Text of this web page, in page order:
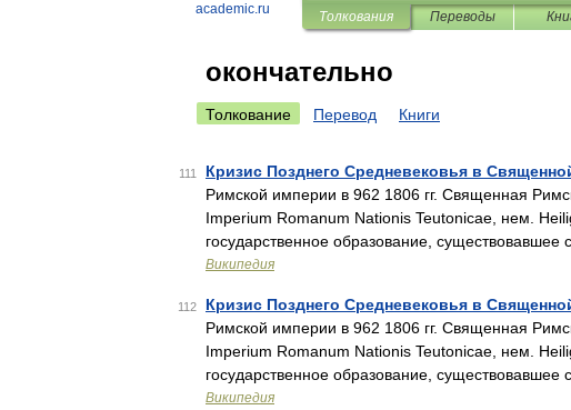
academic.ru Толкования Переводы
окончательно
Толкование Перевод Книги
111 Кризис Позднего Cредневековья в
Римской империи в 962 1806 гг. Священная
Imperium Romanum Nationis Teutonicae, нем.
государственное образование, существовавшее
Википедия
112 Кризис Позднего Средневековья в
Римской империи в 962 1806 гг. Священная
Imperium Romanum Nationis Teutonicae, нем.
государственное образование, существовавшее
Википедия